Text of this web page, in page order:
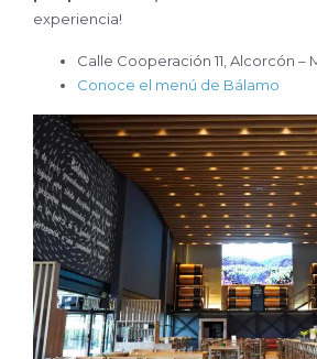
experiencia!
Calle Cooperación 11, Alcorcón –
Conoce el menú de Bálamo